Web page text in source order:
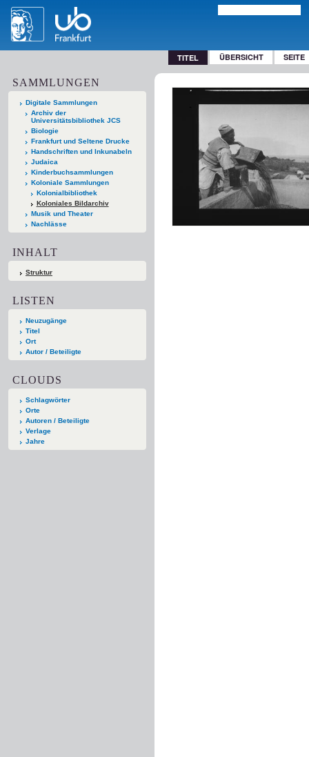
TITEL ÜBERSICHT SEITE
SAMMLUNGEN
Digitale Sammlungen
Archiv der
Universitätsbibliothek JCS
Biologie
Frankfurt und Seltene Drucke
Handschriften und Inkunabeln
Judaica
Kinderbuchsammlungen
Koloniale Sammlungen
Kolonialbibliothek
Koloniales Bildarchiv
Musik und Theater
Nachlässe
INHALT
Struktur
LISTEN
Neuzugänge
Titel
Ort
Autor / Beteiligte
CLOUDS
Schlagwörter
Orte
Autoren / Beteiligte
Verlage
Jahre